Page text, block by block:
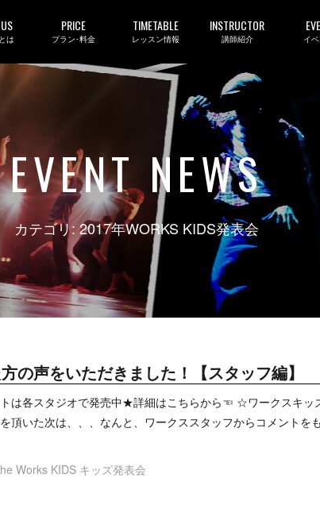
は
PRICE
プラン･料金
TIMETABLE
レッスン情報
INSTRUCTOR
講師紹介 イ
EVENT NEWS
カテゴリ: 2017年WORKS KIDS発表会
の声をいただきました！【スタッフ編】
は各スタジオで発売中★詳細はこちらから☜ ☆ワークスキッ
頂いた次は、、、なんと、ワークススタッフからコメント
Works KIDS キッズ発表会